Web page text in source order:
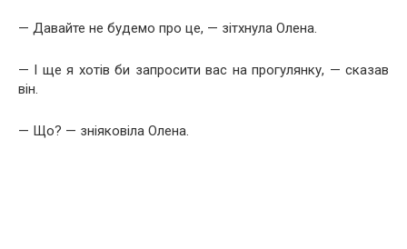
— Давайте не будемо про це, — зітхнула Олена.
— І ще я хотів би запросити вас на прогулянку, — сказав
він.
— Що? — зніяковіла Олена.